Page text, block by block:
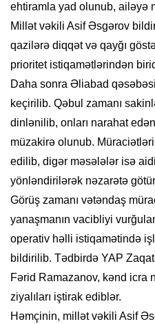
ehtiramla yad olunub, ailəyə
Millət vəkili Asif Əsgərov
qazilərə diqqət və qayğı
prioritet istiqamətlərindən
Daha sonra Əliabad
keçirilib. Qəbul zamanı
dinlənilib, onları narahat
müzakirə olunub.
edilib, digər məsələlər isə
yönləndirilərək nəzarətə
Görüş zamanı vətəndaş
yanaşmanın vacibliyi
operativ həlli istiqamətində
bildirilib. Tədbirdə YAP
Fərid Ramazanov, kənd icra
ziyalıları iştirak ediblər.
Həmçinin, millət vəkili Asif